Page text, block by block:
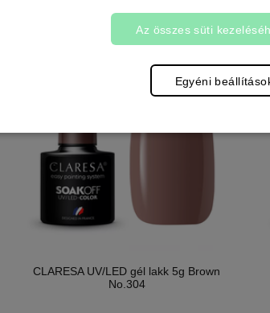
CLARESA UV/LED gél lakk 5g Brown
No.304
Az összes süti
Egyéni